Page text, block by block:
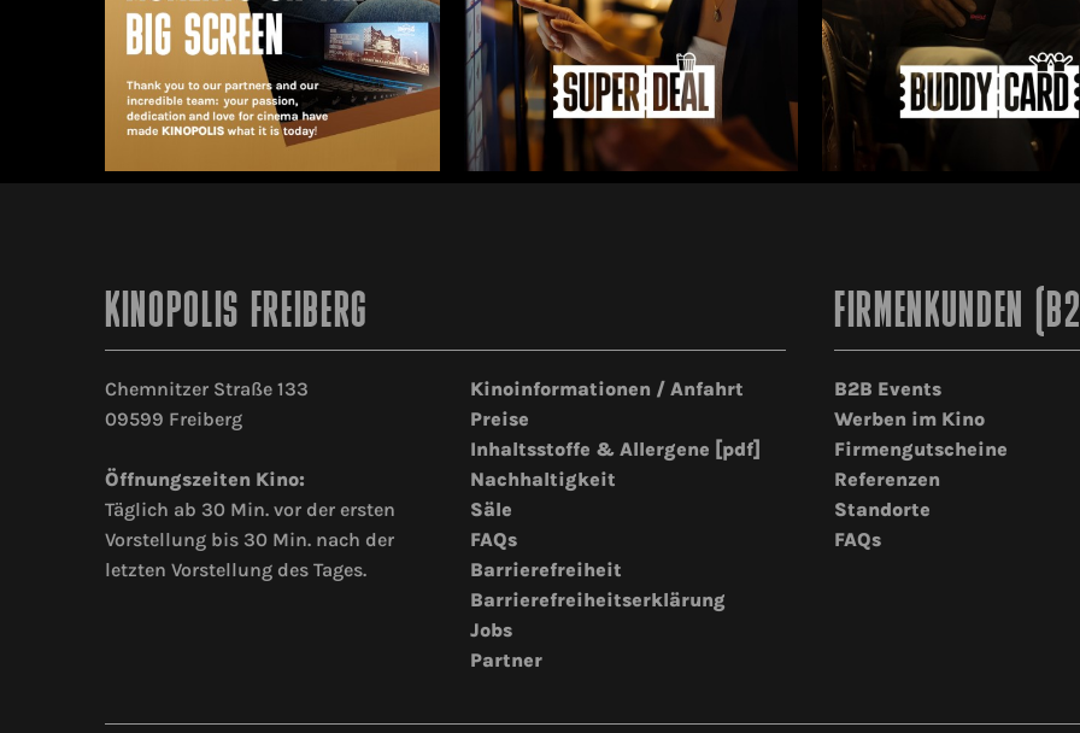
KINOPOLIS FREIBERG
Chemnitzer Straße 133
09599 Freiberg
Öffnungszeiten Kino:
Täglich ab 30 Min. vor der ersten
Vorstellung bis 30 Min. nach der
letzten Vorstellung des Tages.
Kinoinformationen / Anfahrt
Preise
Inhaltsstoffe & Allergene [pdf]
Nachhaltigkeit
Säle
FAQs
Barrierefreiheit
Barrierefreiheitserklärung
Jobs
Partner
FIRMENKUNDEN
B2B Events
Werben im Kino
Firmengutscheine
Referenzen
Standorte
FAQs